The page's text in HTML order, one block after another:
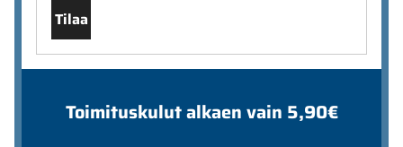
Tilaa
Toimituskulut alkaen vain 5,90€